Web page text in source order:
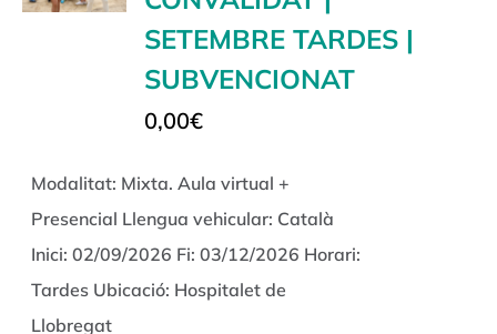
SETEMBRE TARDES |
SUBVENCIONAT
0,00€
Modalitat: Mixta. Aula virtual +
Presencial Llengua vehicular: Català
Inici: 02/09/2026 Fi: 03/12/2026 Horari:
Tardes Ubicació: Hospitalet de
Llobregat